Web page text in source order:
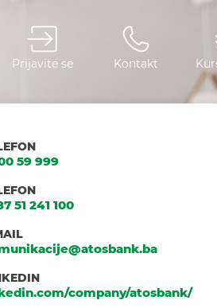
Prijavite se Kontakt
59 999
51 241 100
company/atosbank/